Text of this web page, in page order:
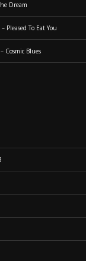
Dream
Pleased To Eat You
Cosmic Blues